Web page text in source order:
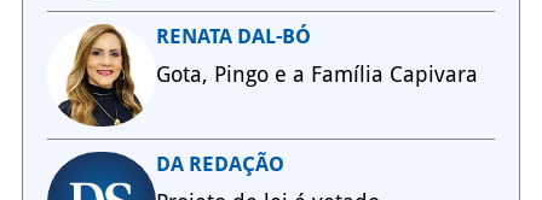
RENATA DAL-BÓ
Gota, Pingo e a Família Capivara
DA REDAÇÃO